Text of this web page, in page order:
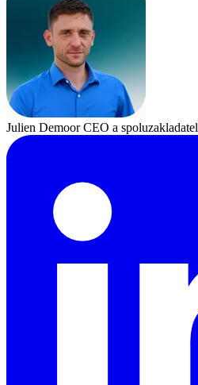
Julien Demoor CEO a spoluzakladatel